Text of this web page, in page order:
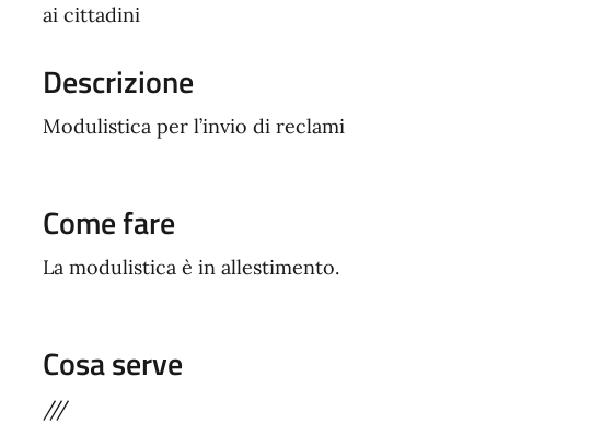
ai cittadini
Descrizione
Modulistica per l’invio di reclami
Come fare
La modulistica è in allestimento.
Cosa serve
///